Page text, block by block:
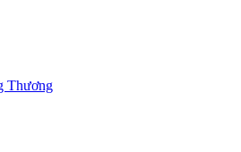
Thương